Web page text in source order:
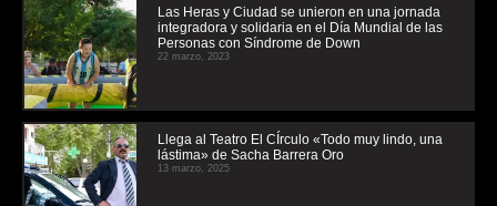
Las Heras y Ciudad se unieron en una jornada
integradora y solidaria en el Día Mundial de las
Personas con Síndrome de Down
22 marzo, 2023
Llega al Teatro El CÍrculo «Todo muy lindo, una
lástima» de Sacha Barrera Oro
13 marzo, 2025